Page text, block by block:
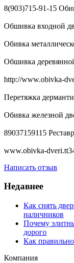
8(903)715-91-15
Обшивка входной
Обивка
Обшивка
http://www.obivka-
Перетяжка
Обивка железной
89037159115
www.obivka-
Написать отзыв
Недавнее
Как снять
наличников
Почему
дорого
Как
Компания